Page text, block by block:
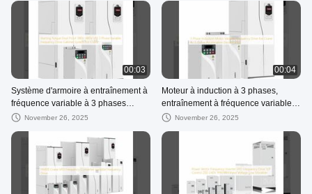
00:03
Système d'armoire à entraînement à
fréquence variable à 3 phases
380V-480V Vfd pour grue
November 26, 2025
00:04
Moteur à induction à 3 phases,
entraînement à fréquence variable
pour grue Accélération de courbe Ac
November 26, 2025